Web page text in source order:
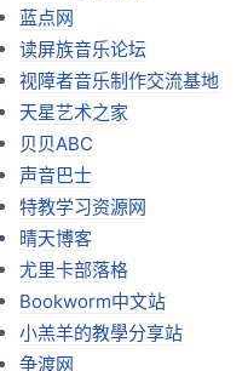
蓝点网
读屏族音乐论坛
视障者音乐制作交流基地
天星艺术之家
贝贝ABC
声音巴士
特教学习资源网
晴天博客
尤里卡部落格
Bookworm中文站
小羔羊的教學分享站
争渡网